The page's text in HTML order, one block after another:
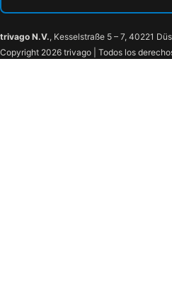
trivago N.V., Kesselstraße 5 – 7, 40221
Copyright 2026 trivago | Todos los